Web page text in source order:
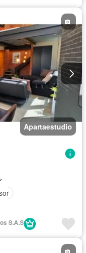
Apartaestudio
S.A.S